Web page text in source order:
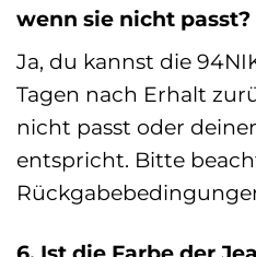
wenn sie nicht passt?
Ja, du kannst die
Tagen nach Erhalt
nicht passt oder
entspricht. Bitte